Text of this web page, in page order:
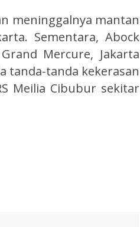
meninggalnya mantan
Sementara, Abock
Mercure, Jakarta
tanda-tanda kekerasan
Meilia Cibubur sekitar